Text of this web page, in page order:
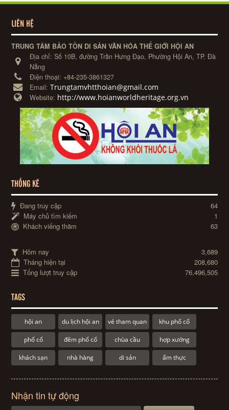
LIÊN HỆ
TRUNG TÂM BẢO TỒN DI SẢN VĂN HÓA THẾ GIỚI HỘI AN
Địa chỉ:Số 10B, đường Trần Hưng Đạo, Phường Hội An, TP. Đà
Nẵng
Điện thoại: +84-235-3861327
Email:Trungtamvhtthoian@gmail.com
Website: http://www.hoianworldheritage.org.vn
THỐNG KÊ
Đang truy cập
64
Máy chủ tìm kiếm
1
Khách viếng thăm
63
Hôm nay
3,689
Tháng hiện tại
208,680
Tổng lượt truy cập
76,496,505
TAGS
hội an du lịch hội an vé tham quan khu phố cổ
phố cổ đêm phố cổ chùa cầu hợp xướng
khách sạn nhà hàng di sản ẩm thực
Nhận tin tự động